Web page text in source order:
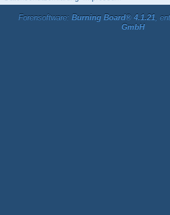
Forensoftware: Burning Board® 4.1.21,
GmbH